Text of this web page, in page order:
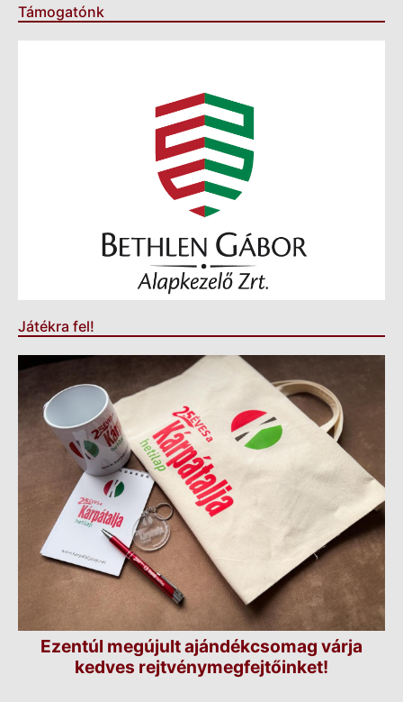
Támogatónk
Játékra fel!
Ezentúl megújult ajándékcsomag várja
kedves rejtvénymegfejtőinket!